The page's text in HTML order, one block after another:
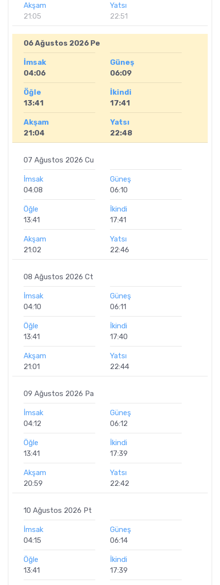
Akşam
21:05
Yatsı
22:51
06 Ağustos 2026 Pe
İmsak
04:06
Güneş
06:09
Öğle
13:41
İkindi
17:41
Akşam
21:04
Yatsı
22:48
07 Ağustos 2026 Cu
İmsak
04:08
Güneş
06:10
Öğle
13:41
İkindi
17:41
Akşam
21:02
Yatsı
22:46
08 Ağustos 2026 Ct
İmsak
04:10
Güneş
06:11
Öğle
13:41
İkindi
17:40
Akşam
21:01
Yatsı
22:44
09 Ağustos 2026 Pa
İmsak
04:12
Güneş
06:12
Öğle
13:41
İkindi
17:39
Akşam
20:59
Yatsı
22:42
10 Ağustos 2026 Pt
İmsak
04:15
Güneş
06:14
Öğle
13:41
İkindi
17:39